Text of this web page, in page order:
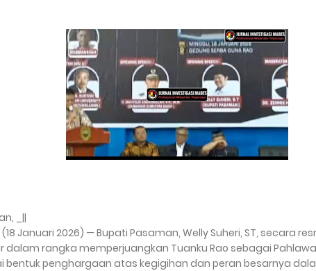
_||
Januari 2026) — Bupati Pasaman, Welly Suheri, ST, secara
dalam rangka memperjuangkan Tuanku Rao sebagai
bentuk penghargaan atas kegigihan dan peran besarnya